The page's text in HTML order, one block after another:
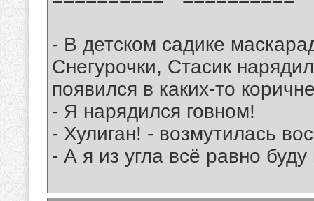
- В детском садике
Снегурочки, Стасик
появился в каких-то
- Я нарядился говном!
- Хулиган! - возмутилась
- А я из угла всё равно